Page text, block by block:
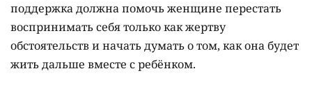
поддержка должна помочь женщине перестать
воспринимать себя только как жертву
обстоятельств и начать думать о том, как она будет
жить дальше вместе с ребёнком.